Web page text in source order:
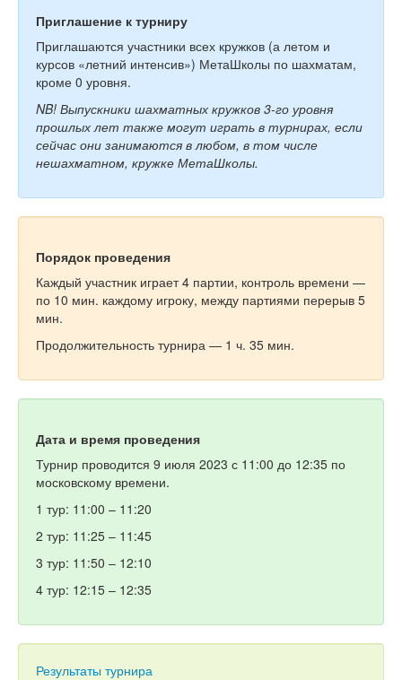
Приглашение к турниру
Приглашаются участники всех кружков (а летом и
курсов «летний интенсив») МетаШколы по шахматам,
кроме 0 уровня.
NB! Выпускники шахматных кружков 3-го уровня
прошлых лет также могут играть в турнирах, если
сейчас они занимаются в любом, в том числе
нешахматном, кружке МетаШколы.
Порядок проведения
Каждый участник играет 4 партии, контроль времени —
по 10 мин. каждому игроку, между партиями перерыв 5
мин.
Продолжительность турнира — 1 ч. 35 мин.
Дата и время проведения
Турнир проводится 9 июля 2023 с 11:00 до 12:35 по
московскому времени.
1 тур: 11:00 – 11:20
2 тур: 11:25 – 11:45
3 тур: 11:50 – 12:10
4 тур: 12:15 – 12:35
Результаты турнира